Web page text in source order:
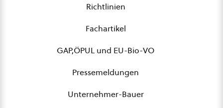
Richtlinien
Fachartikel
GAP,ÖPUL und EU-Bio-VO
Pressemeldungen
Unternehmer-Bauer